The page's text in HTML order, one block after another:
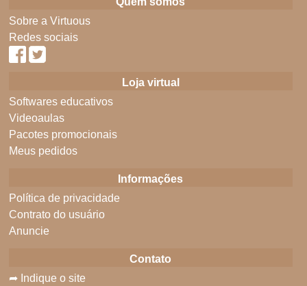
Sobre a Virtuous
Redes sociais
Loja virtual
Softwares educativos
Videoaulas
Pacotes promocionais
Meus pedidos
Informações
Política de privacidade
Contrato do usuário
Anuncie
Contato
➦ Indique o site